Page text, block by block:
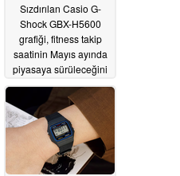
Sızdırılan Casio G-
Shock GBX-H5600
grafiği, fitness takip
saatinin Mayıs ayında
piyasaya sürüleceğini
ortaya koyuyor
04/20/2026